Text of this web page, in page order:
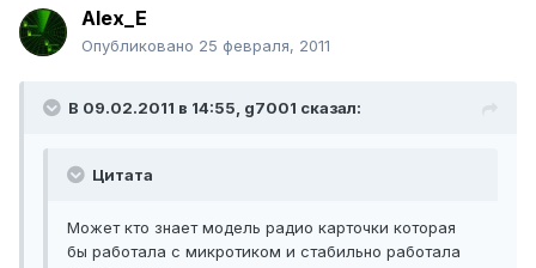
Alex_E
Опубликовано 25 февраля, 2011
В 09.02.2011 в 14:55, g7001 сказал:
Цитата
Может кто знает модель радио карточки которая
бы работала с микротиком и стабильно работала